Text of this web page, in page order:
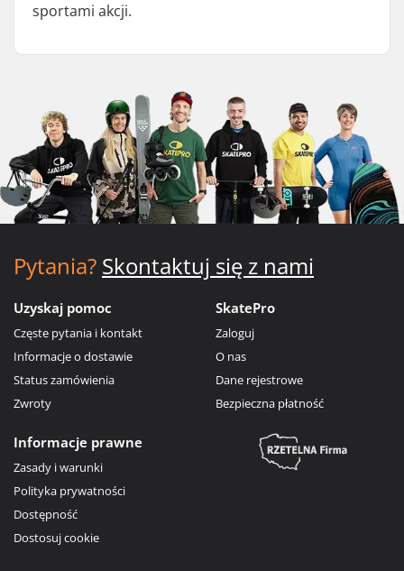
sportami akcji.
Pytania? Skontaktuj się z nami
Uzyskaj pomoc
Częste pytania i kontakt
Informacje o dostawie
Status zamówienia
Zwroty
SkatePro
Zaloguj
O nas
Dane rejestrowe
Bezpieczna płatność
Informacje prawne
Zasady i warunki
Polityka prywatności
Dostępność
Dostosuj cookie